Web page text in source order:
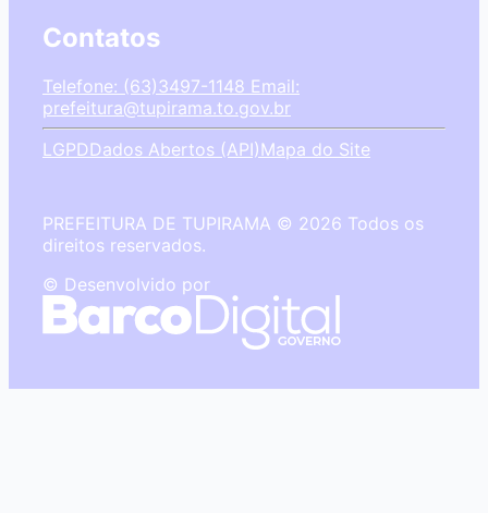
Contatos
Telefone: (63)3497-1148 Email:
prefeitura@tupirama.to.gov.br
LGPDDados Abertos (API)Mapa do Site
PREFEITURA DE TUPIRAMA © 2026 Todos os
direitos reservados.
© Desenvolvido por